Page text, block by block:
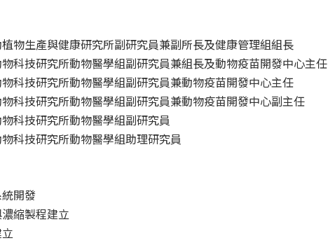
物生產與健康研究所副研究員兼副所長及健康管理組組長
科技研究所動物醫學組副研究員兼組長及動物疫苗開發中心主任
科技研究所動物醫學組副研究員兼動物疫苗開發中心主任
科技研究所動物醫學組副研究員兼動物疫苗開發中心副主任
科技研究所動物醫學組副研究員
科技研究所動物醫學組助理研究員
開發
縮製程建立